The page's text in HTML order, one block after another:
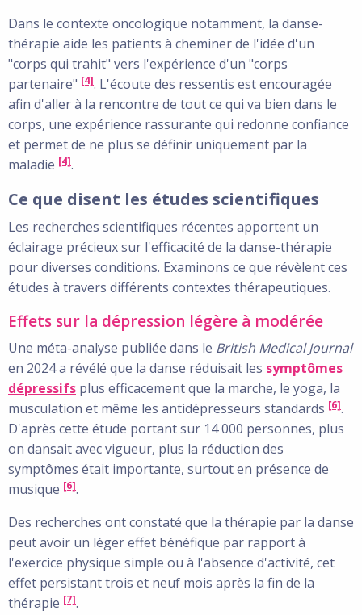
Dans le contexte oncologique notamment, la danse-
thérapie aide les patients à cheminer de l'idée d'un
"corps qui trahit" vers l'expérience d'un "corps
partenaire" [4]. L'écoute des ressentis est encouragée
afin d'aller à la rencontre de tout ce qui va bien dans le
corps, une expérience rassurante qui redonne confiance
et permet de ne plus se définir uniquement par la
maladie [4].
Ce que disent les études scientifiques
Les recherches scientifiques récentes apportent un
éclairage précieux sur l'efficacité de la danse-thérapie
pour diverses conditions. Examinons ce que révèlent ces
études à travers différents contextes thérapeutiques.
Effets sur la dépression légère à modérée
Une méta-analyse publiée dans le British Medical Journal
en 2024 a révélé que la danse réduisait les symptômes
dépressifs plus efficacement que la marche, le yoga, la
musculation et même les antidépresseurs standards [6].
D'après cette étude portant sur 14 000 personnes, plus
on dansait avec vigueur, plus la réduction des
symptômes était importante, surtout en présence de
musique [6].
Des recherches ont constaté que la thérapie par la danse
peut avoir un léger effet bénéfique par rapport à
l'exercice physique simple ou à l'absence d'activité, cet
effet persistant trois et neuf mois après la fin de la
thérapie [7].